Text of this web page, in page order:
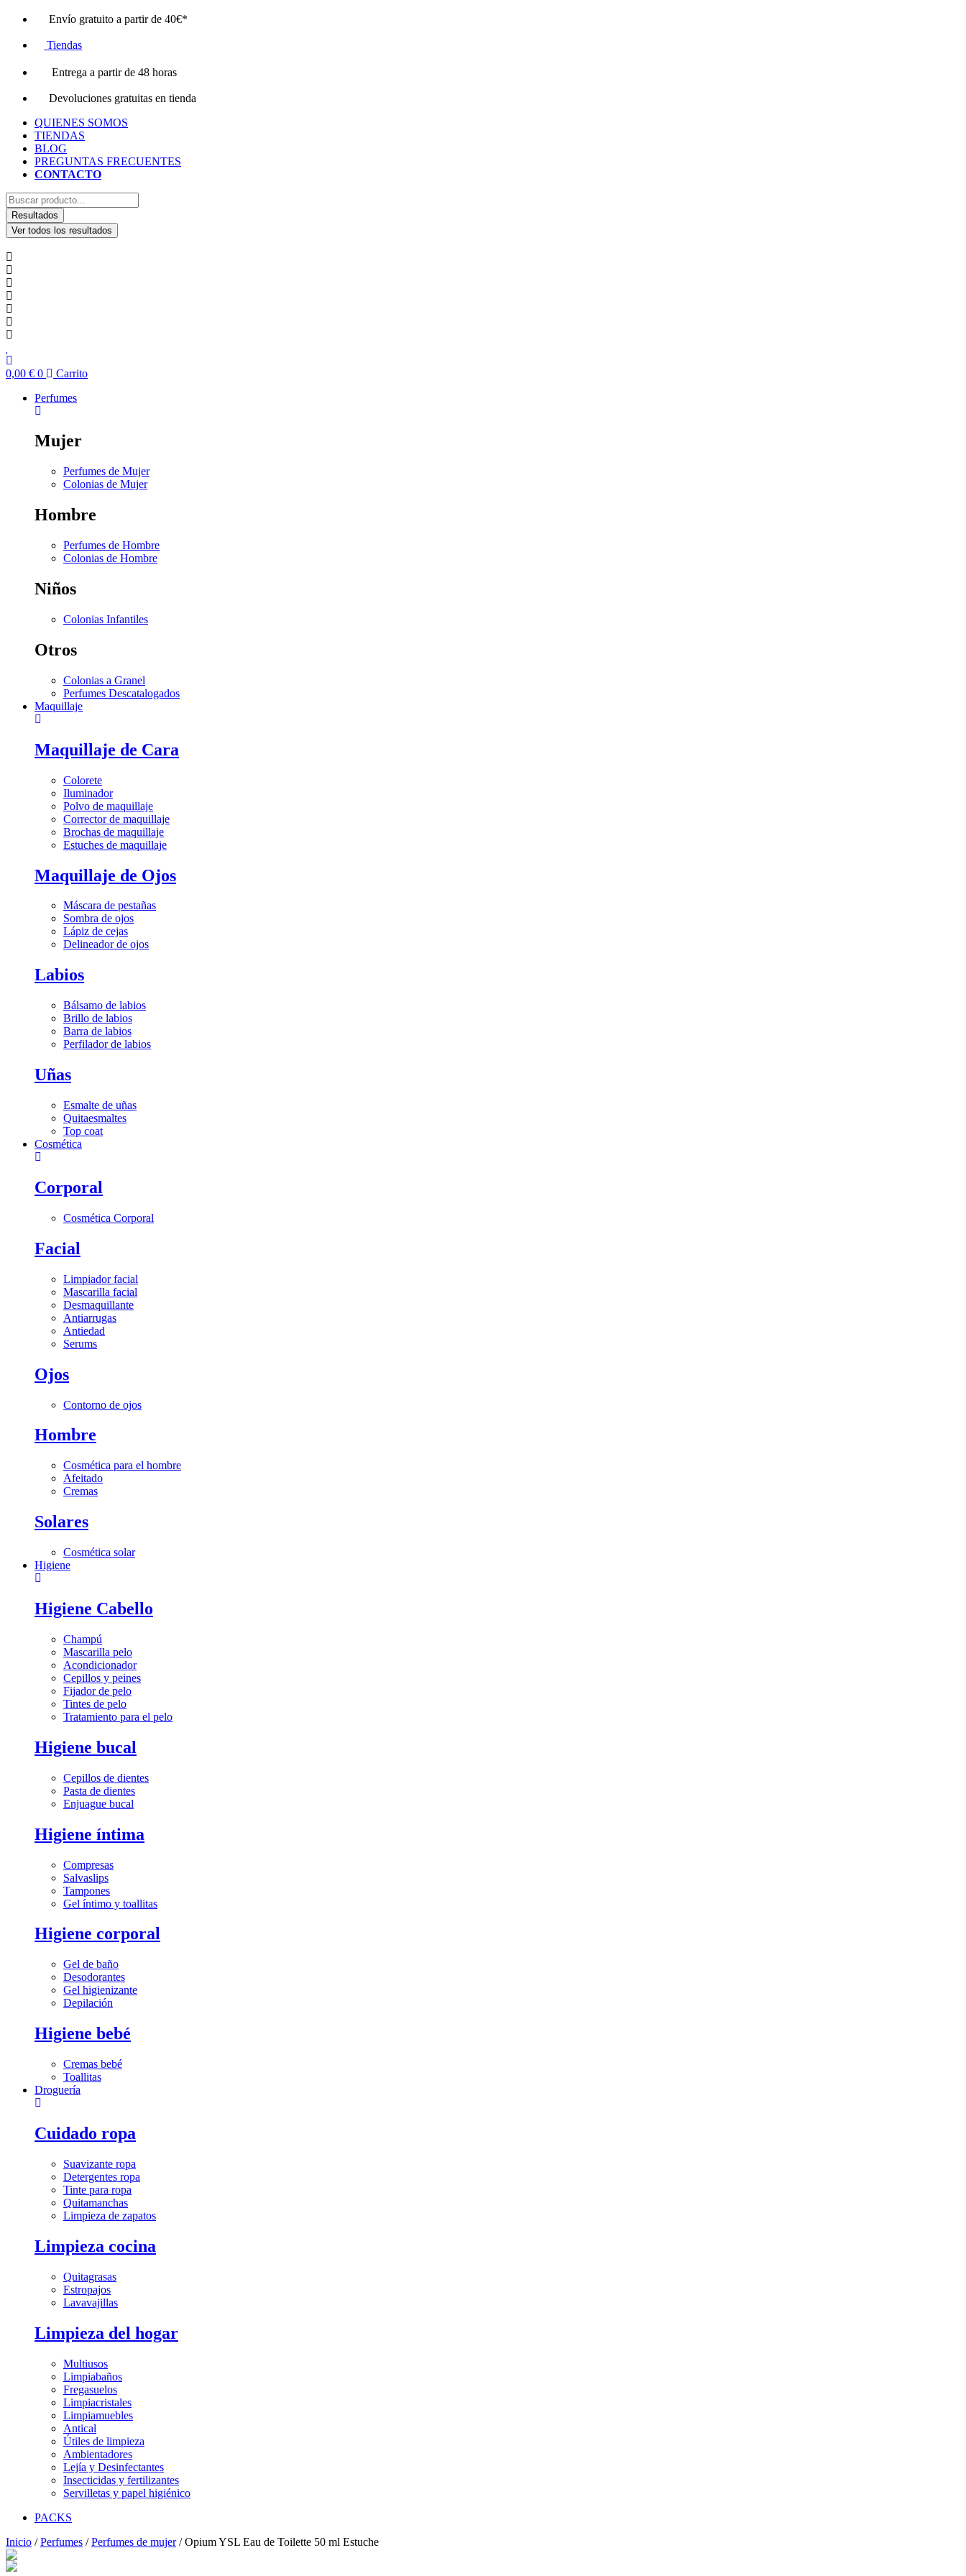
contenido
Envío gratuito a partir de 40€*
Tiendas
Entrega a partir de 48 horas
Devoluciones gratuitas en tienda
QUIENES SOMOS
TIENDAS
BLOG
PREGUNTAS FRECUENTES
CONTACTO
Search
...Resultados
Ver todos los resultados
0,00 € 0
Carrito
Perfumes
Mujer
Perfumes de Mujer
Colonias de Mujer
Hombre
Perfumes de Hombre
Colonias de Hombre
Niños
Colonias Infantiles
Otros
Colonias a Granel
Perfumes Descatalogados
Maquillaje
Maquillaje de Cara
Colorete
Iluminador
Polvo de maquillaje
Corrector de maquillaje
Brochas de maquillaje
Estuches de maquillaje
Maquillaje de Ojos
Máscara de pestañas
Sombra de ojos
Lápiz de cejas
Delineador de ojos
Labios
Bálsamo de labios
Brillo de labios
Barra de labios
Perfilador de labios
Uñas
Esmalte de uñas
Quitaesmaltes
Top coat
Cosmética
Corporal
Cosmética Corporal
Facial
Limpiador facial
Mascarilla facial
Desmaquillante
Antiarrugas
Antiedad
Serums
Ojos
Contorno de ojos
Hombre
Cosmética para el hombre
Afeitado
Cremas
Solares
Cosmética solar
Higiene
Higiene Cabello
Champú
Mascarilla pelo
Acondicionador
Cepillos y peines
Fijador de pelo
Tintes de pelo
Tratamiento para el pelo
Higiene bucal
Cepillos de dientes
Pasta de dientes
Enjuague bucal
Higiene íntima
Compresas
Salvaslips
Tampones
Gel íntimo y toallitas
Higiene corporal
Gel de baño
Desodorantes
Gel higienizante
Depilación
Higiene bebé
Cremas bebé
Toallitas
Droguería
Cuidado ropa
Suavizante ropa
Detergentes ropa
Tinte para ropa
Quitamanchas
Limpieza de zapatos
Limpieza cocina
Quitagrasas
Estropajos
Lavavajillas
Limpieza del hogar
Multiusos
Limpiabaños
Fregasuelos
Limpiacristales
Limpiamuebles
Antical
Útiles de limpieza
Ambientadores
Lejía y Desinfectantes
Insecticidas y fertilizantes
Servilletas y papel higiénico
PACKS
Inicio /Perfumes /Perfumes de mujer/ Opium YSL Eau de Toilette 50 ml Estuche